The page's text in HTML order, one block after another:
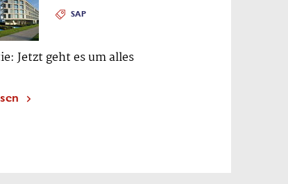
SAP
Jetzt geht es um alles